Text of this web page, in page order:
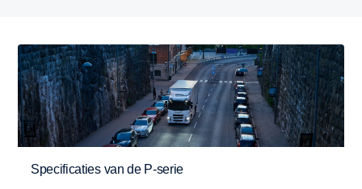
Specificaties van de P-serie